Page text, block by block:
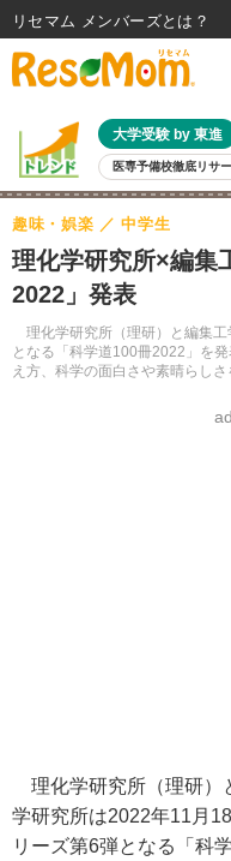
大学受験 by 東進
医専予備校徹底リサ
親子で考える大学選び 高校受験
共通テスト 夏休み
8月開催イベント・WS 全国公
自由研究教材（小学生向け）
理化学研究所×編集
2022」発表
理化学研究所（理研）と編集
となる「科学道100冊2022」を
え方、科学の面白さや素晴らし
趣味・娯楽 中学生
理化学研究所（理研）
学研究所は2022年11月
リーズ第6弾となる「科
リセマム メンバーズ